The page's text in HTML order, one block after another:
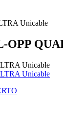
Unicable
OPP